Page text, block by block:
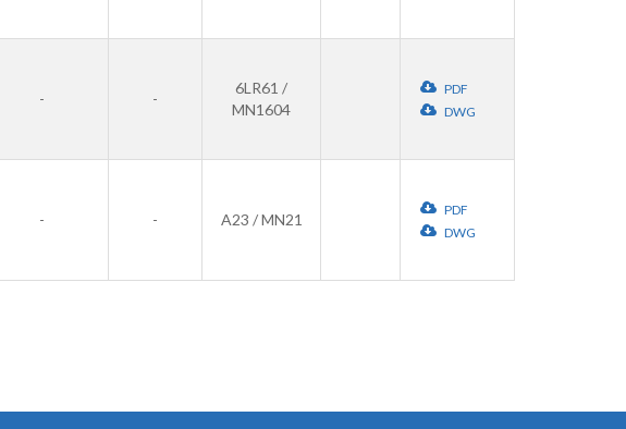
- -
6LR61 /
MN1604
PDF
DWG
- - A23 / MN21
PDF
DWG